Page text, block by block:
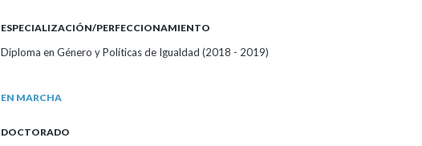
ESPECIALIZACIÓN/PERFECCIONAMIENTO
Diploma en Género y Políticas de Igualdad (2018 - 2019)
EN MARCHA
DOCTORADO